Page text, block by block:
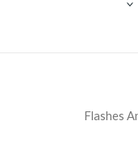
Flashes